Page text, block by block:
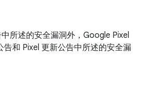
所述的安全漏洞外，Google Pixel
和 Pixel 更新公告中所述的安全漏